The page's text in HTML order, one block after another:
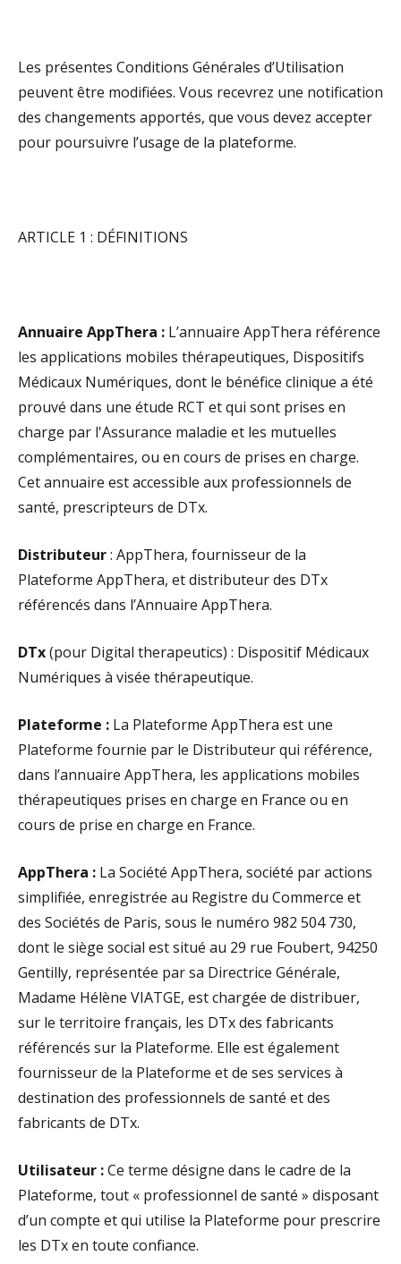
Les présentes Conditions Générales d’Utilisation
peuvent être modifiées. Vous recevrez une notification
des changements apportés, que vous devez accepter
pour poursuivre l’usage de la plateforme.
ARTICLE 1 : DÉFINITIONS
Annuaire AppThera : L’annuaire AppThera référence
les applications mobiles thérapeutiques, Dispositifs
Médicaux Numériques, dont le bénéfice clinique a été
prouvé dans une étude RCT et qui sont prises en
charge par l'Assurance maladie et les mutuelles
complémentaires, ou en cours de prises en charge.
Cet annuaire est accessible aux professionnels de
santé, prescripteurs de DTx.
Distributeur: AppThera, fournisseur de la
Plateforme AppThera, et distributeur des DTx
référencés dans l’Annuaire AppThera.
DTx(pour Digital therapeutics) : Dispositif Médicaux
Numériques à visée thérapeutique.
Plateforme : La Plateforme AppThera est une
Plateforme fournie par le Distributeur qui référence,
dans l’annuaire AppThera, les applications mobiles
thérapeutiques prises en charge en France ou en
cours de prise en charge en France.
AppThera : La Société AppThera, société par actions
simplifiée, enregistrée au Registre du Commerce et
des Sociétés de Paris, sous le numéro 982 504 730,
dont le siège social est situé au 29 rue Foubert, 94250
Gentilly, représentée par sa Directrice Générale,
Madame Hélène VIATGE, est chargée de distribuer,
sur le territoire français, les DTx des fabricants
référencés sur la Plateforme. Elle est également
fournisseur de la Plateforme et de ses services à
destination des professionnels de santé et des
fabricants de DTx.
Utilisateur :Ce terme désigne dans le cadre de la
Plateforme, tout « professionnel de santé » disposant
d’un compte et qui utilise la Plateforme pour prescrire
les DTx en toute confiance.